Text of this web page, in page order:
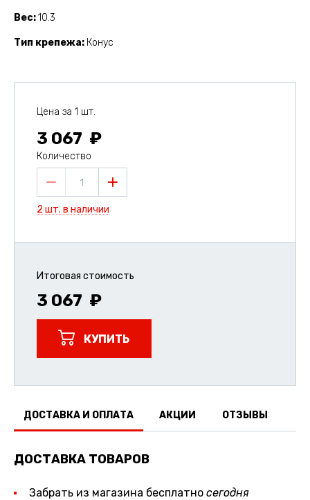
Вес 10.3
Тип крепежа Конус
Цена за 1 шт.
3 067
Количество
1
2 шт. в наличии
Итоговая стоимость
3 067
КУПИТЬ
ДОСТАВКА И ОПЛАТА АКЦИИ ОТЗЫВЫ
ДОСТАВКА ТОВАРОВ
Забрать из магазина бесплатно сегодня